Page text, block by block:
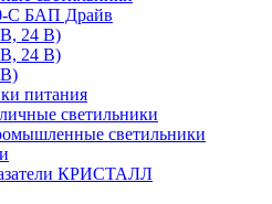
С БАП Драйв
24 В)
24 В)
питания
светильники
светильники
КРИСТАЛЛ